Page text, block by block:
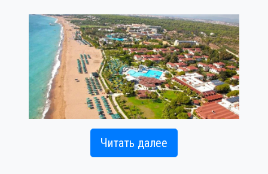
Читать далее